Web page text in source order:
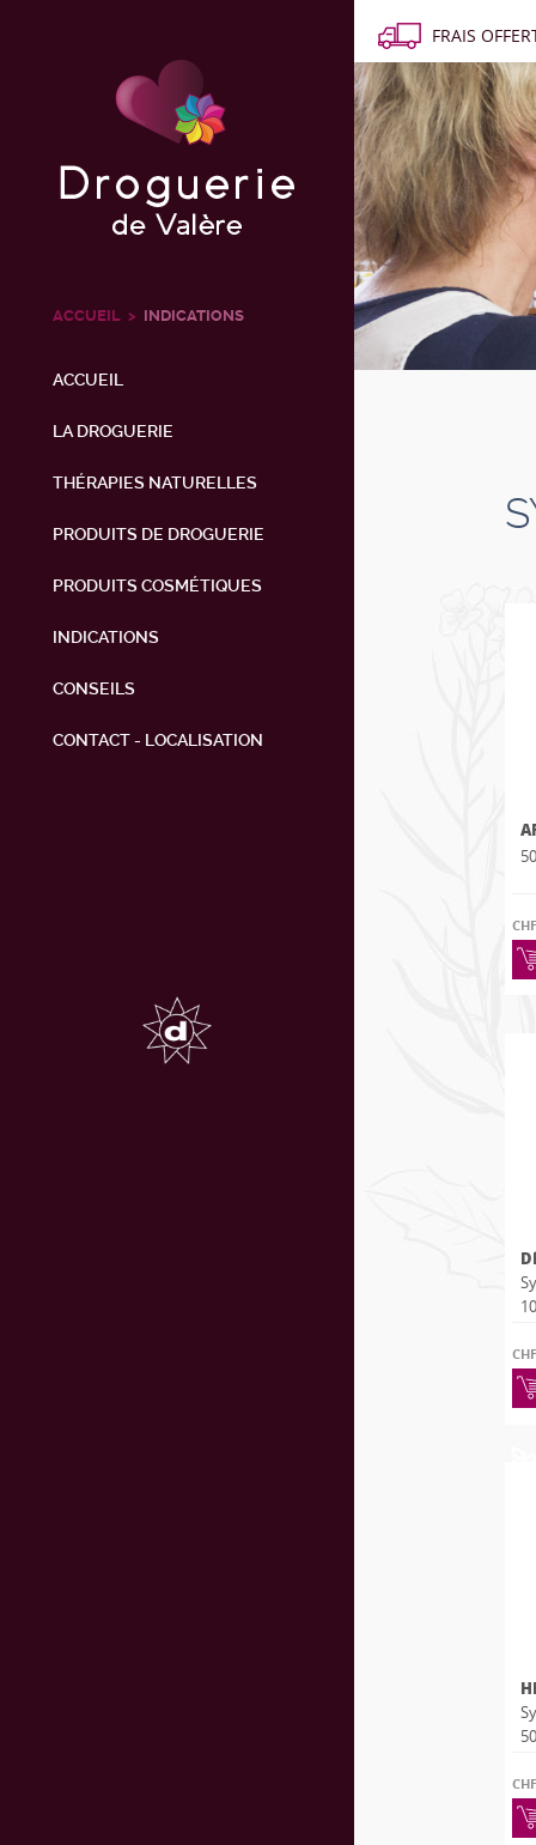
ACCUEIL INDICATIONS
ACCUEIL
LA DROGUERIE
THÉRAPIES NATURELLES
PRODUITS DE DROGUERIE
PRODUITS COSMÉTIQUES
INDICATIONS
CONSEILS
CONTACT - LOCALISATION
FRAIS
CHF
CHF
CHF